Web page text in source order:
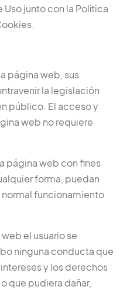
junto con la Política
página web, sus
la legislación
público. El acceso y
web no requiere
página web con fines
forma, puedan
funcionamiento
el usuario se
ninguna conducta que
y los derechos
que pudiera dañar,